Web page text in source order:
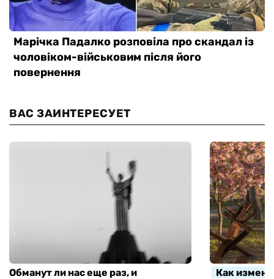
ВАС ЗАИНТЕРЕСУЕТ
Обманут ли нас еще раз, и
Как